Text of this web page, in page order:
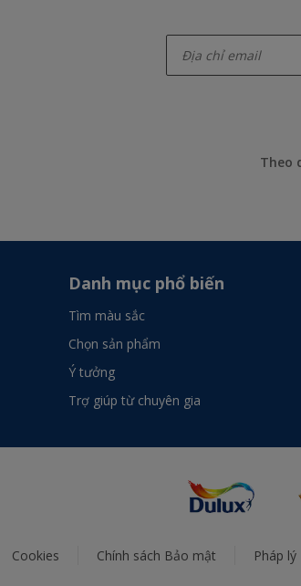
Theo
Danh mục phổ biến
Tìm màu sắc
Chọn sản phẩm
Ý tưởng
Trợ giúp từ chuyên gia
Cookies Chính sách Bảo mật Pháp lý